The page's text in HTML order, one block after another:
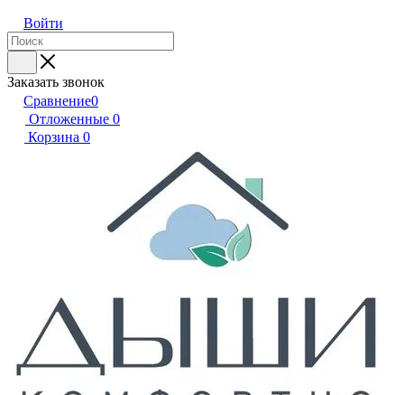
Войти
Заказать звонок
Сравнение0
Отложенные 0
Корзина 0